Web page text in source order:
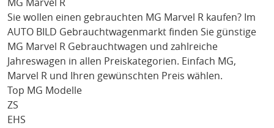
MG Marvel R
Sie wollen einen gebrauchten MG Marvel R kaufen? Im
AUTO BILD Gebrauchtwagenmarkt finden Sie günstige
MG Marvel R Gebrauchtwagen und zahlreiche
Jahreswagen in allen Preiskategorien. Einfach MG,
Marvel R und Ihren gewünschten Preis wählen.
Top MG Modelle
ZS
EHS